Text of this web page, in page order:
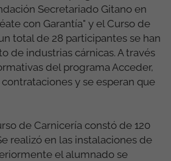
Secretariado Gitano en
con Garantía" y el Curso de
total de 28 participantes se han
de industrias cárnicas. A través
del programa Acceder,
y se esperan que
de Carnicería constó de 120
realizó en las instalaciones de
el alumnado se